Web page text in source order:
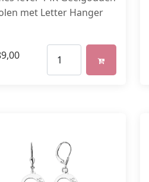
met Letter Hanger